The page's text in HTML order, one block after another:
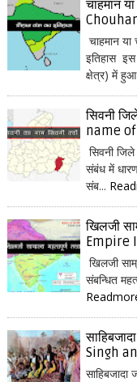
चाहमान
चाहमान
इतिहास
क्षेत्र) में
सिवनी
name
सिवनी
संबंध में
संब...
खिलजी
Empire
खिलजी
संबन्धित
Singh